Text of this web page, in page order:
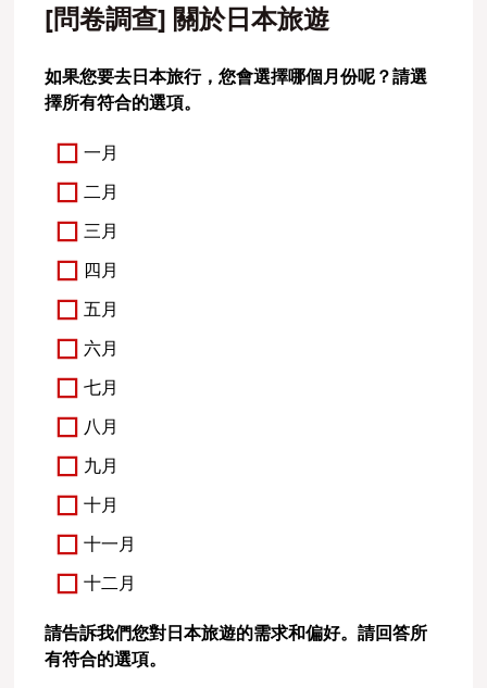
[問卷調查] 關於日本旅遊
如果您要去日本旅行，您會選擇哪個月份呢？請選
擇所有符合的選項。
一月
二月
三月
四月
五月
六月
七月
八月
九月
十月
十一月
十二月
請告訴我們您對日本旅遊的需求和偏好。請回答所
有符合的選項。